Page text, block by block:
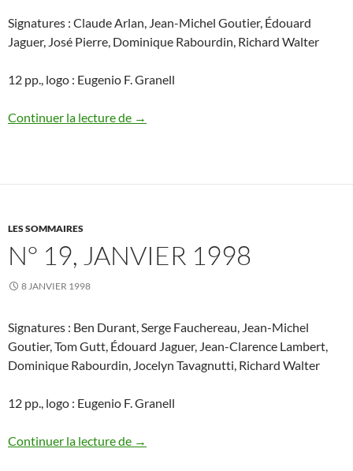
Signatures : Claude Arlan, Jean-Michel Goutier, Édouard
Jaguer, José Pierre, Dominique Rabourdin, Richard Walter
12 pp., logo : Eugenio F. Granell
Continuer la lecture de N° 20, février – mars 1998
→
LES SOMMAIRES
N° 19, JANVIER 1998
8 JANVIER 1998
Signatures : Ben Durant, Serge Fauchereau, Jean-Michel
Goutier, Tom Gutt, Édouard Jaguer, Jean-Clarence Lambert,
Dominique Rabourdin, Jocelyn Tavagnutti, Richard Walter
12 pp., logo : Eugenio F. Granell
Continuer la lecture de N° 19, janvier 1998
→